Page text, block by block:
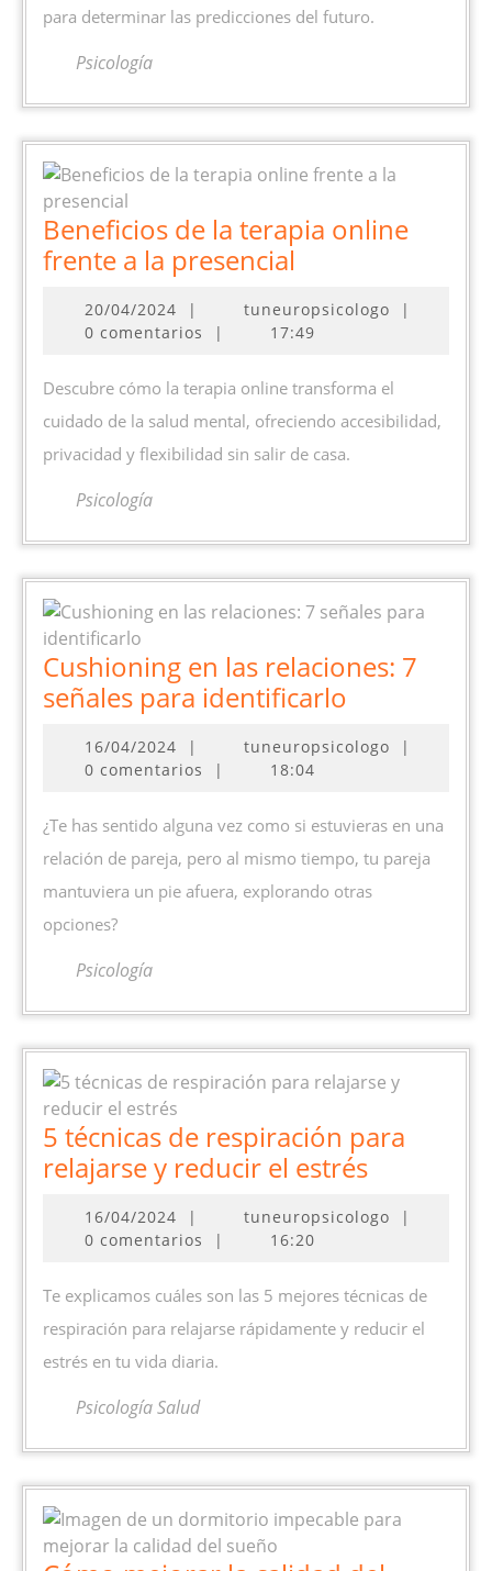
para determinar las predicciones del futuro.
Psicología
Beneficios de la terapia online
frente a la presencial
la
terapia
online
frente
a
20/04/202420/04/2024
| tuneuropsicologo
|
0 comentarios
| 17:49
Descubre cómo la terapia online transforma el
cuidado de la salud mental, ofreciendo accesibilidad,
privacidad y flexibilidad sin salir de casa.
Psicología
Cushioning en las relaciones: 7
señales para identificarlo
las
7
señales
para
16/04/202416/04/2024
| tuneuropsicologo
|
0 comentarios
| 18:04
¿Te has sentido alguna vez como si estuvieras en una
relación de pareja, pero al mismo tiempo, tu pareja
mantuviera un pie afuera, explorando otras
opciones?
Psicología
5 técnicas de respiración para
relajarse y reducir el estrés5
de
para
relajarse
estrés
16/04/202416/04/2024
| tuneuropsicologo
|
0 comentarios
| 16:20
Te explicamos cuáles son las 5 mejores técnicas de
respiración para relajarse rápidamente y reducir el
estrés en tu vida diaria.
Psicología Salud